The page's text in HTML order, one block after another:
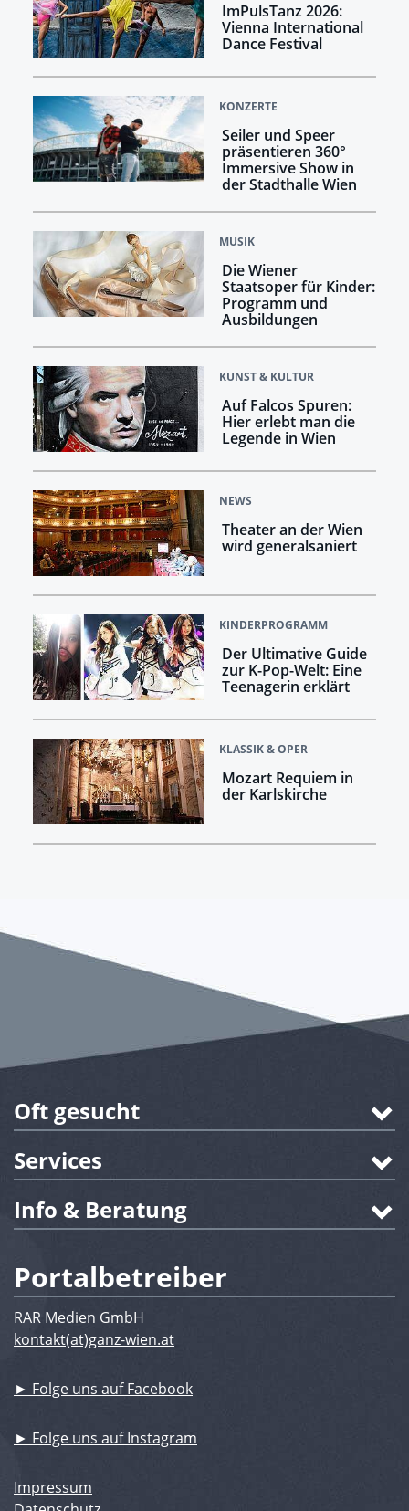
ImPulsTanz 2026:
Vienna International
Dance Festival
KONZERTE
Seiler und Speer
präsentieren 360°
Immersive Show in
der Stadthalle Wien
MUSIK
Die Wiener
Staatsoper für Kinder:
Programm und
Ausbildungen
KUNST & KULTUR
Auf Falcos Spuren:
Hier erlebt man die
Legende in Wien
NEWS
Theater an der Wien
wird generalsaniert
KINDERPROGRAMM
Der Ultimative Guide
zur K-Pop-Welt: Eine
Teenagerin erklärt
KLASSIK & OPER
Mozart Requiem in
der Karlskirche
Oft gesucht
Services
Info & Beratung
Portalbetreiber
RAR Medien GmbH
kontakt(at)ganz-wien.at
► Folge uns auf Facebook
► Folge uns auf Instagram
Impressum